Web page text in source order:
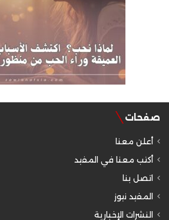
صفحات
أعلن معنا
أكتب معنا في المفيد
اتصل بنا
المفيد نيوز
النشرات الإخبارية